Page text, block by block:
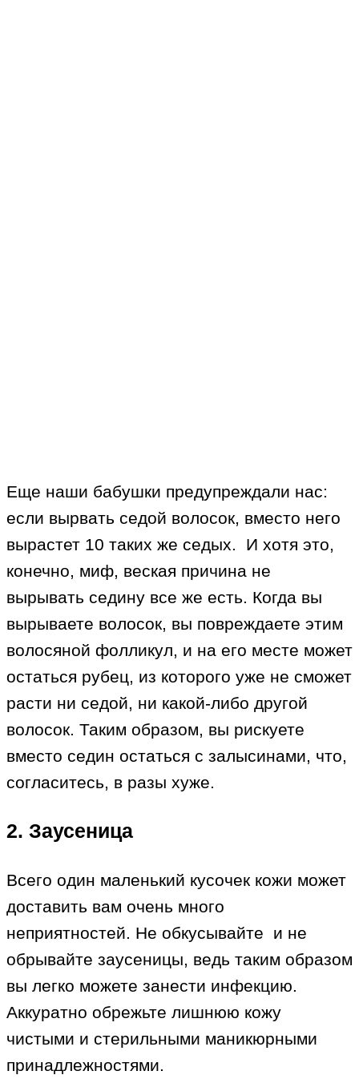
Еще наши бабушки предупреждали нас:
если вырвать седой волосок, вместо него
вырастет 10 таких же седых. И хотя это,
конечно, миф, веская причина не
вырывать седину все же есть. Когда вы
вырываете волосок, вы повреждаете этим
волосяной фолликул, и на его месте может
остаться рубец, из которого уже не сможет
расти ни седой, ни какой-либо другой
волосок. Таким образом, вы рискуете
вместо седин остаться с залысинами, что,
согласитесь, в разы хуже.
2. Заусеница
Всего один маленький кусочек кожи может
доставить вам очень много
неприятностей. Не обкусывайте и не
обрывайте заусеницы, ведь таким образом
вы легко можете занести инфекцию.
Аккуратно обрежьте лишнюю кожу
чистыми и стерильными маникюрными
принадлежностями.